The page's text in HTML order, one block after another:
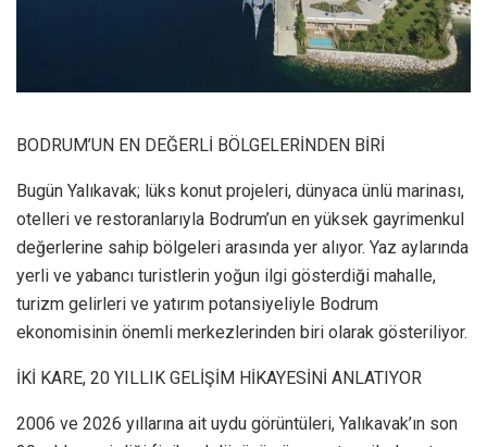
BODRUM’UN EN DEĞERLİ BÖLGELERİNDEN BİRİ
Bugün Yalıkavak; lüks konut projeleri, dünyaca ünlü marinası,
otelleri ve restoranlarıyla Bodrum’un en yüksek gayrimenkul
değerlerine sahip bölgeleri arasında yer alıyor. Yaz aylarında
yerli ve yabancı turistlerin yoğun ilgi gösterdiği mahalle,
turizm gelirleri ve yatırım potansiyeliyle Bodrum
ekonomisinin önemli merkezlerinden biri olarak gösteriliyor.
İKİ KARE, 20 YILLIK GELİŞİM HİKAYESİNİ ANLATIYOR
2006 ve 2026 yıllarına ait uydu görüntüleri, Yalıkavak’ın son